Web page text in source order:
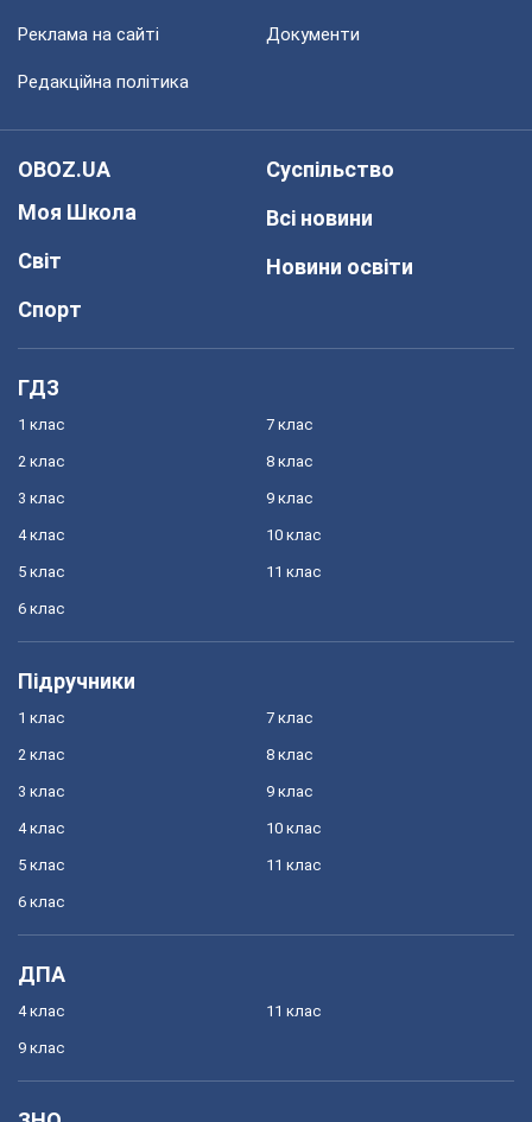
Реклама на сайті Документи
Редакційна політика
OBOZ.UA
Моя Школа
Світ
Спорт
Суспільство
Всі новини
Новини освіти
ГДЗ
1 клас
2 клас
3 клас
4 клас
5 клас
6 клас
7 клас
8 клас
9 клас
10 клас
11 клас
Підручники
1 клас
2 клас
3 клас
4 клас
5 клас
6 клас
7 клас
8 клас
9 клас
10 клас
11 клас
ДПА
4 клас
9 клас
11 клас